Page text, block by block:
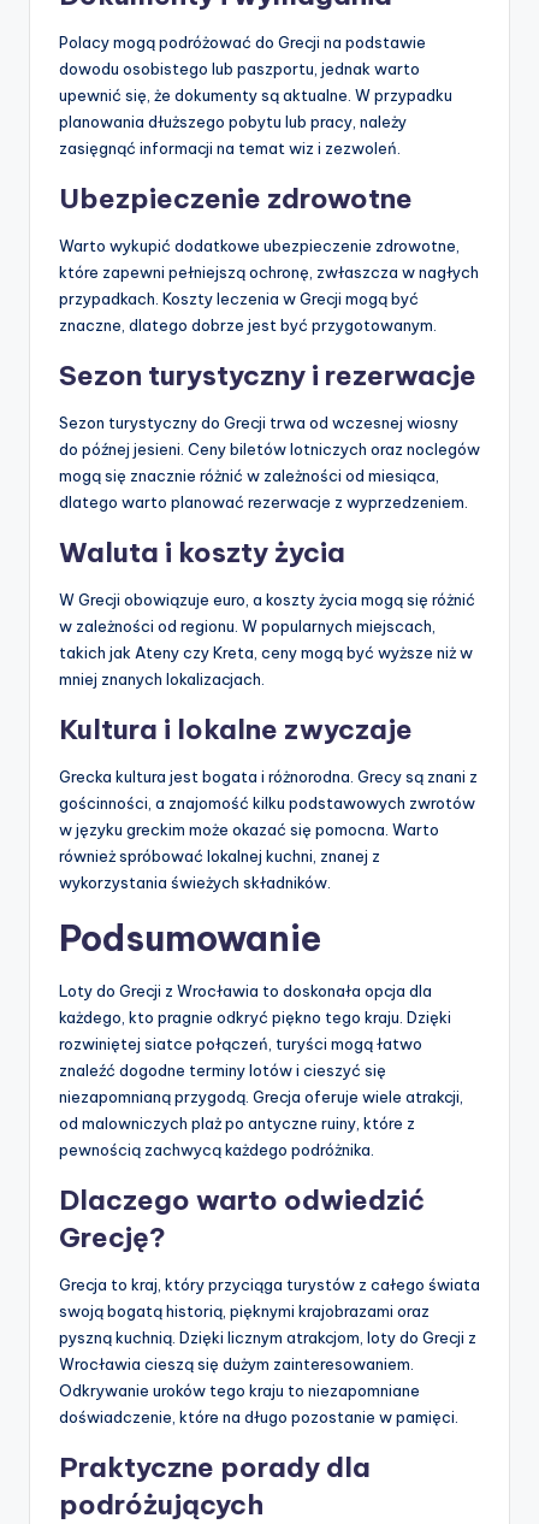
Polacy mogą podróżować do Grecji na podstawie
dowodu osobistego lub paszportu, jednak warto
upewnić się, że dokumenty są aktualne. W przypadku
planowania dłuższego pobytu lub pracy, należy
zasięgnąć informacji na temat wiz i zezwoleń.
Ubezpieczenie zdrowotne
Warto wykupić dodatkowe ubezpieczenie zdrowotne,
które zapewni pełniejszą ochronę, zwłaszcza w nagłych
przypadkach. Koszty leczenia w Grecji mogą być
znaczne, dlatego dobrze jest być przygotowanym.
Sezon turystyczny i rezerwacje
Sezon turystyczny do Grecji trwa od wczesnej wiosny
do późnej jesieni. Ceny biletów lotniczych oraz noclegów
mogą się znacznie różnić w zależności od miesiąca,
dlatego warto planować rezerwacje z wyprzedzeniem.
Waluta i koszty życia
W Grecji obowiązuje euro, a koszty życia mogą się różnić
w zależności od regionu. W popularnych miejscach,
takich jak Ateny czy Kreta, ceny mogą być wyższe niż w
mniej znanych lokalizacjach.
Kultura i lokalne zwyczaje
Grecka kultura jest bogata i różnorodna. Grecy są znani z
gościnności, a znajomość kilku podstawowych zwrotów
w języku greckim może okazać się pomocna. Warto
również spróbować lokalnej kuchni, znanej z
wykorzystania świeżych składników.
Podsumowanie
Loty do Grecji z Wrocławia to doskonała opcja dla
każdego, kto pragnie odkryć piękno tego kraju. Dzięki
rozwiniętej siatce połączeń, turyści mogą łatwo
znaleźć dogodne terminy lotów i cieszyć się
niezapomnianą przygodą. Grecja oferuje wiele atrakcji,
od malowniczych plaż po antyczne ruiny, które z
pewnością zachwycą każdego podróżnika.
Dlaczego warto odwiedzić
Grecję?
Grecja to kraj, który przyciąga turystów z całego świata
swoją bogatą historią, pięknymi krajobrazami oraz
pyszną kuchnią. Dzięki licznym atrakcjom, loty do Grecji z
Wrocławia cieszą się dużym zainteresowaniem.
Odkrywanie uroków tego kraju to niezapomniane
doświadczenie, które na długo pozostanie w pamięci.
Praktyczne porady dla
podróżujących